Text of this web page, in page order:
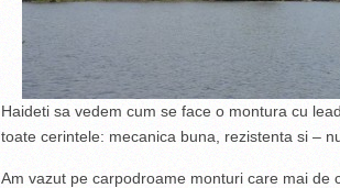
Haideti sa vedem cum se face o montura cu
toate cerintele: mecanica buna, rezistenta si –
Am vazut pe carpodroame monturi care mai